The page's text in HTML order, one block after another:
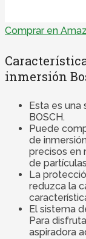
Comprar en
inmersión
Esta es
BOSCH.
Puede
de
precisos en
de
La
reduzca la
El sistema
Para
aspiradora